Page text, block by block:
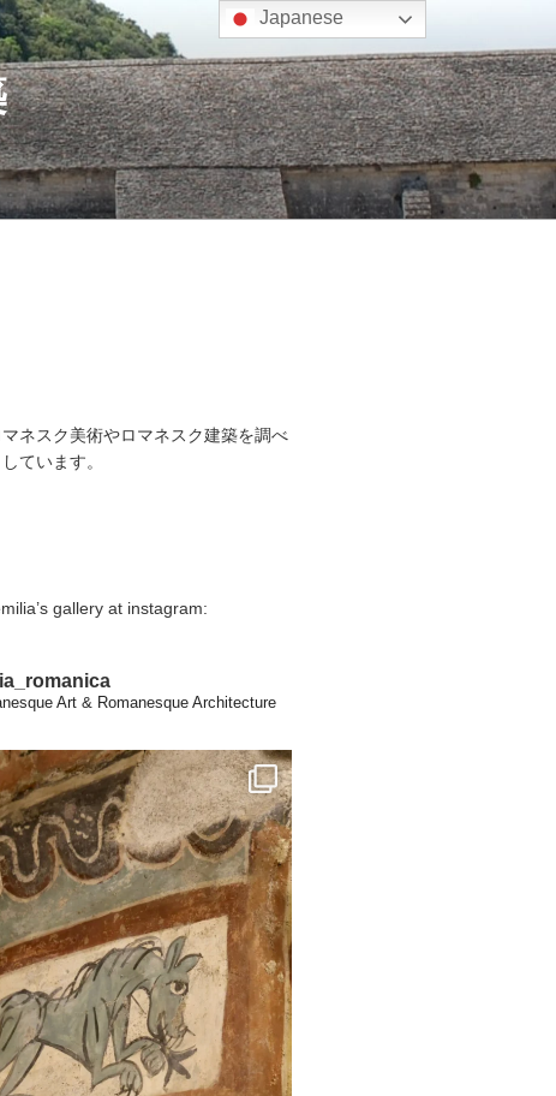
ネスク美術やロマネスク建築を調べ
ています。
gallery at instagram:
Art & Romanesque Architecture
Japanese